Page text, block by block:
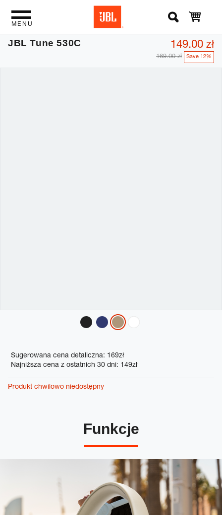
MENU
JBL Tune 530C 149.00 zł
169.00 zł Save 12%
Promotions
Sugerowana cena detaliczna: 169zł
Najniższa cena z ostatnich 30 dni: 149zł
Produkt chwilowo niedostępny
Funkcje